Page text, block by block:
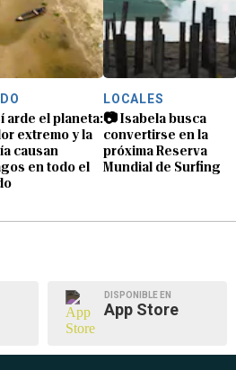
arde el planeta:
extremo y la
causan
en todo el
LOCALES
📷 Isabela busca
convertirse en la
próxima Reserva
Mundial de Surfing
DISPONIBLE EN
App Store